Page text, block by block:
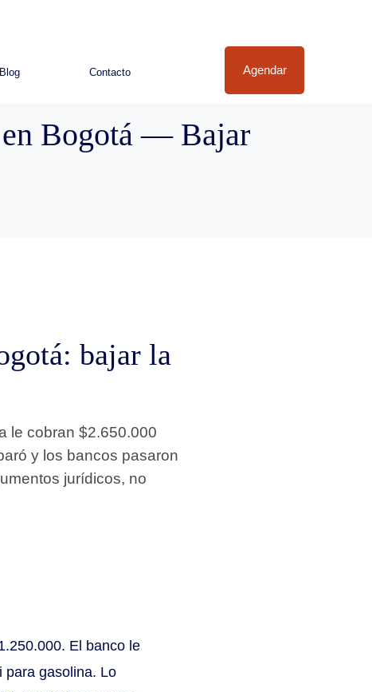
Blog Contacto Agendar
en Bogotá — Bajar
bajar la
le cobran $2.650.000
y los bancos pasaron
jurídicos, no
El banco le
para gasolina. Lo